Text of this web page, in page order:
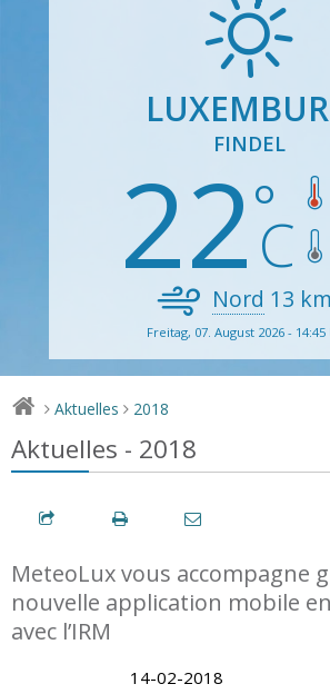
FINDEL
22
Nord 13
Freitag, 07. August 2026 -
> Aktuelles > 2018
Aktuelles - 2018
MeteoLux vous accompagne
nouvelle application mobile
avec l’IRM
14-02-2018